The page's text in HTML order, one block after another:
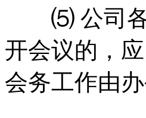
⑸ 公司各
开会议的，
会务工作由